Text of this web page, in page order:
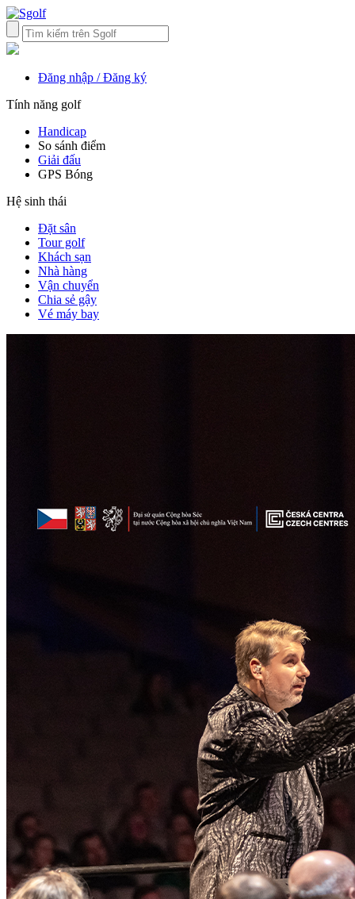
Đăng nhập / Đăng ký
Tính năng golf
Handicap
So sánh điểm
Giải đấu
GPS Bóng
Hệ sinh thái
Đặt sân
Tour golf
Khách sạn
Nhà hàng
Vận chuyển
Chia sẻ gậy
Vé máy bay